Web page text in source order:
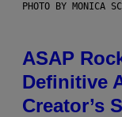
PHOTO BY MONICA
ASAP
Definitive
Creator’s